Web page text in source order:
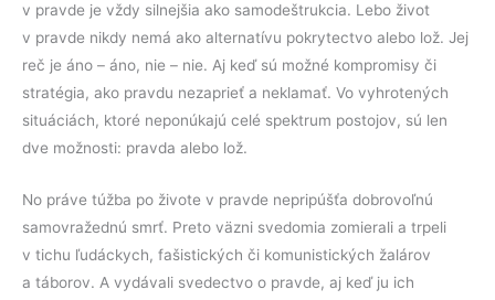
v pravde je vždy silnejšia ako samodeštrukcia. Lebo život
v pravde nikdy nemá ako alternatívu pokrytectvo alebo lož. Jej
reč je áno – áno, nie – nie. Aj keď sú možné kompromisy či
stratégia, ako pravdu nezaprieť a neklamať. Vo vyhrotených
situáciách, ktoré neponúkajú celé spektrum postojov, sú len
dve možnosti: pravda alebo lož.
No práve túžba po živote v pravde nepripúšťa dobrovoľnú
samovražednú smrť. Preto väzni svedomia zomierali a trpeli
v tichu ľudáckych, fašistických či komunistických žalárov
a táborov. A vydávali svedectvo o pravde, aj keď ju ich